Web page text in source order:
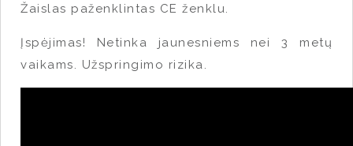
Žaislas paženklintas CE ženklu.
Įspėjimas! Netinka jaunesniems nei 3 metų
vaikams. Užspringimo rizika.